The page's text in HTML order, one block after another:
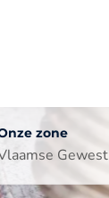
zone
Gewest